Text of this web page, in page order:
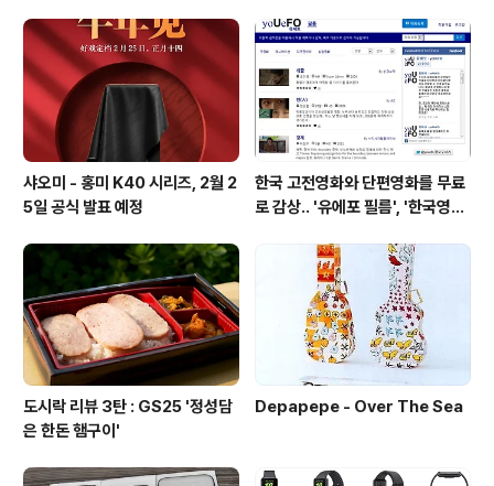
샤오미 - 홍미 K40 시리즈, 2월 2
5일 공식 발표 예정
한국 고전영화와 단편영화를 무료
로 감상.. '유에포 필름', '한국영상
도시락 리뷰 3탄 : GS25 '정성담
은 한돈 햄구이'
Depapepe - Over The Sea